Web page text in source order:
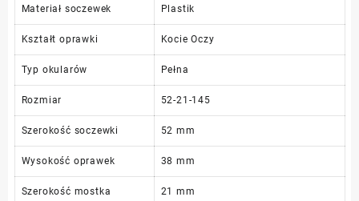
Materiał soczewek Plastik
Kształt oprawki Kocie Oczy
Typ okularów Pełna
Rozmiar 52-21-145
Szerokość soczewki 52 mm
Wysokość oprawek 38 mm
Szerokość mostka 21 mm